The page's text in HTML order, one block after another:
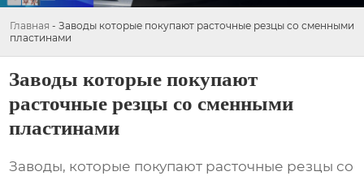
Главная - Заводы которые покупают расточные резцы со сменными
пластинами
Заводы которые покупают
расточные резцы со сменными
пластинами
Заводы, которые покупают расточные резцы со